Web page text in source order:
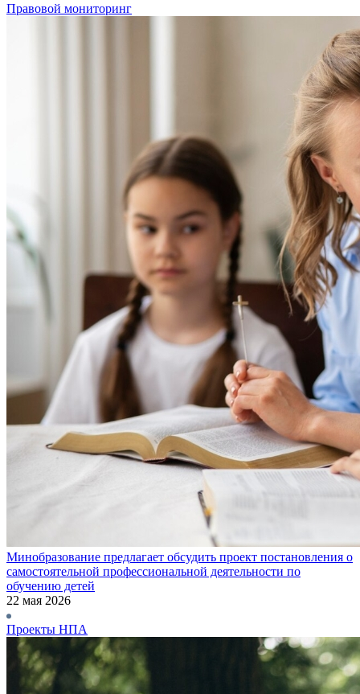
Правовой мониторинг
Минобразование предлагает обсудить проект постановления о
самостоятельной профессиональной деятельности по
обучению детей
22 мая 2026
Проекты НПА